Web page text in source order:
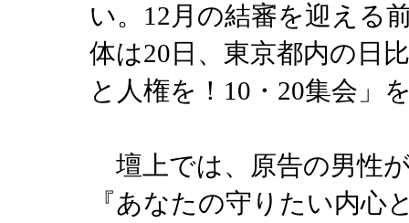
い。12月の結審を迎える
体は20日、東京都内の日
と人権を！10・20集会
壇上では、原告の男性
『あなたの守りたい内